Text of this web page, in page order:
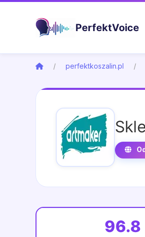
PerfektVoice
perfektkoszalin.pl
96.8